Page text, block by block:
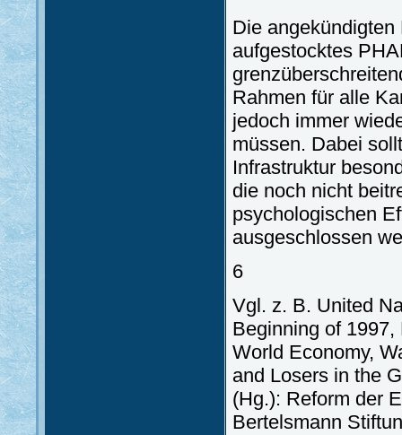
Die
aufgestocktes
Rahmen für alle
jedoch immer
müssen. Dabei
Infrastruktur
die noch nicht
psychologischen
ausgeschlossen
6
Vgl. z. B. United
Beginning of
World Economy,
and Losers in the
(Hg.): Reform der
Bertelsmann